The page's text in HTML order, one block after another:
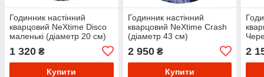
Годинник настінний
кварцовий NeXtime Disco
маленькі (діаметр 20 см)
1 320 ₴
Купити
Годинник настінний
кварцовий NeXtime Crash
(діаметр 43 см)
2 950₴
Купити
2